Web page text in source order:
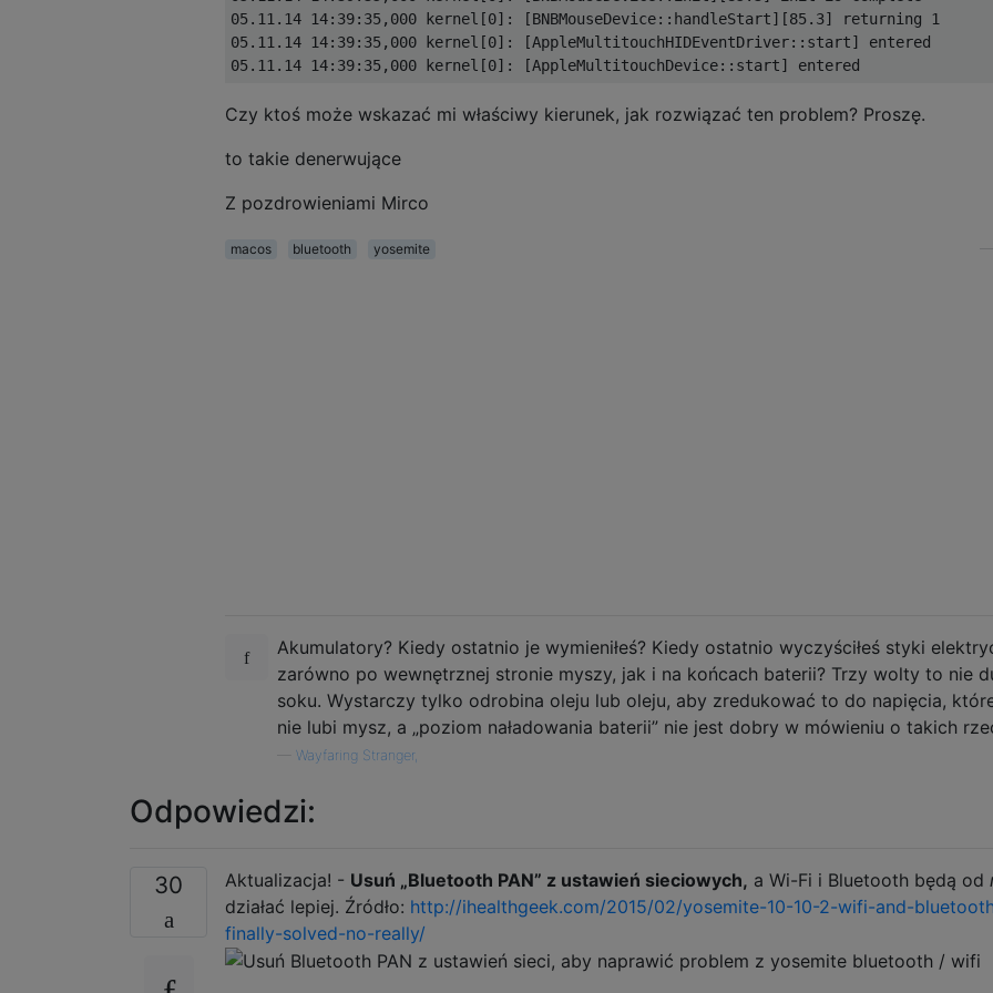
05.11.14 14:39:35,000 kernel[0]: [BNBMouseDevice::handleStart][85.3] returning 1
05.11.14 14:39:35,000 kernel[0]: [AppleMultitouchHIDEventDriver::start] entered
Czy ktoś może wskazać mi właściwy kierunek, jak rozwiązać ten problem? Proszę.
to takie denerwujące
Z pozdrowieniami Mirco
macos bluetooth yosemite
Akumulatory? Kiedy ostatnio je wymieniłeś? Kiedy ostatnio wyczyściłeś styki
zarówno po wewnętrznej stronie myszy, jak i na końcach baterii? Trzy wolty to nie
soku. Wystarczy tylko odrobina oleju lub oleju, aby zredukować to do napięcia,
nie lubi mysz, a „poziom naładowania baterii” nie jest dobry w mówieniu o takich
Wayfaring Stranger,
Odpowiedzi:
30 Aktualizacja! - Usuń „Bluetooth PAN” z ustawień sieciowych, a Wi-Fi i Bluetooth będą od
działać lepiej. Źródło: http://ihealthgeek.com/2015/02/yosemite-10-10-2-wifi-and-
finally-solved-no-really/